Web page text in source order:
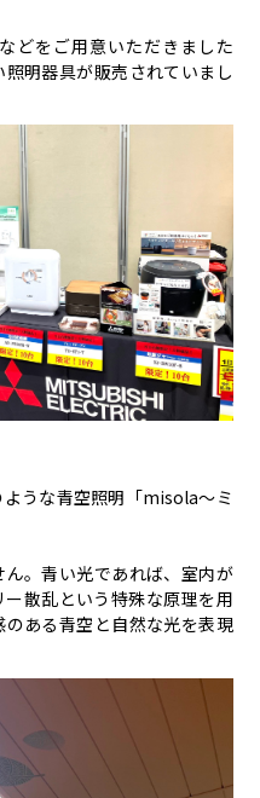
どをご用意いただきました
明器具が販売されていまし
うな青空照明「misola〜ミ
。青い光であれば、室内が
散乱という特殊な原理を用
ある青空と自然な光を表現